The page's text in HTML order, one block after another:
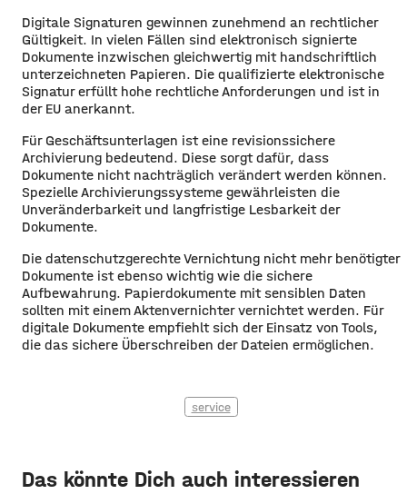
Digitale Signaturen gewinnen zunehmend an rechtlicher
Gültigkeit. In vielen Fällen sind elektronisch signierte
Dokumente inzwischen gleichwertig mit handschriftlich
unterzeichneten Papieren. Die qualifizierte elektronische
Signatur erfüllt hohe rechtliche Anforderungen und ist in
der EU anerkannt.
Für Geschäftsunterlagen ist eine revisionssichere
Archivierung bedeutend. Diese sorgt dafür, dass
Dokumente nicht nachträglich verändert werden können.
Spezielle Archivierungssysteme gewährleisten die
Unveränderbarkeit und langfristige Lesbarkeit der
Dokumente.
Die datenschutzgerechte Vernichtung nicht mehr benötigter
Dokumente ist ebenso wichtig wie die sichere
Aufbewahrung. Papierdokumente mit sensiblen Daten
sollten mit einem Aktenvernichter vernichtet werden. Für
digitale Dokumente empfiehlt sich der Einsatz von Tools,
die das sichere Überschreiben der Dateien ermöglichen.
service
Das könnte Dich auch interessieren